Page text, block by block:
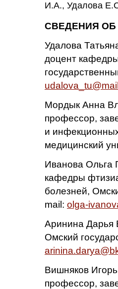
И.А., Удалова
СВЕДЕНИЯ ОБ
Удалова
доцент
Мордык Анна
профессор,
и
медицинский
Иванова Ольга
кафедры
болезней,
mail: olga-
Аринина Дарья
Омский
Вишняков Игорь
профессор,